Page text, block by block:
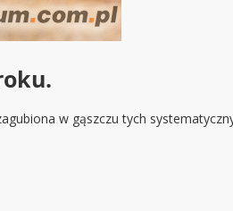
w gąszczu tych